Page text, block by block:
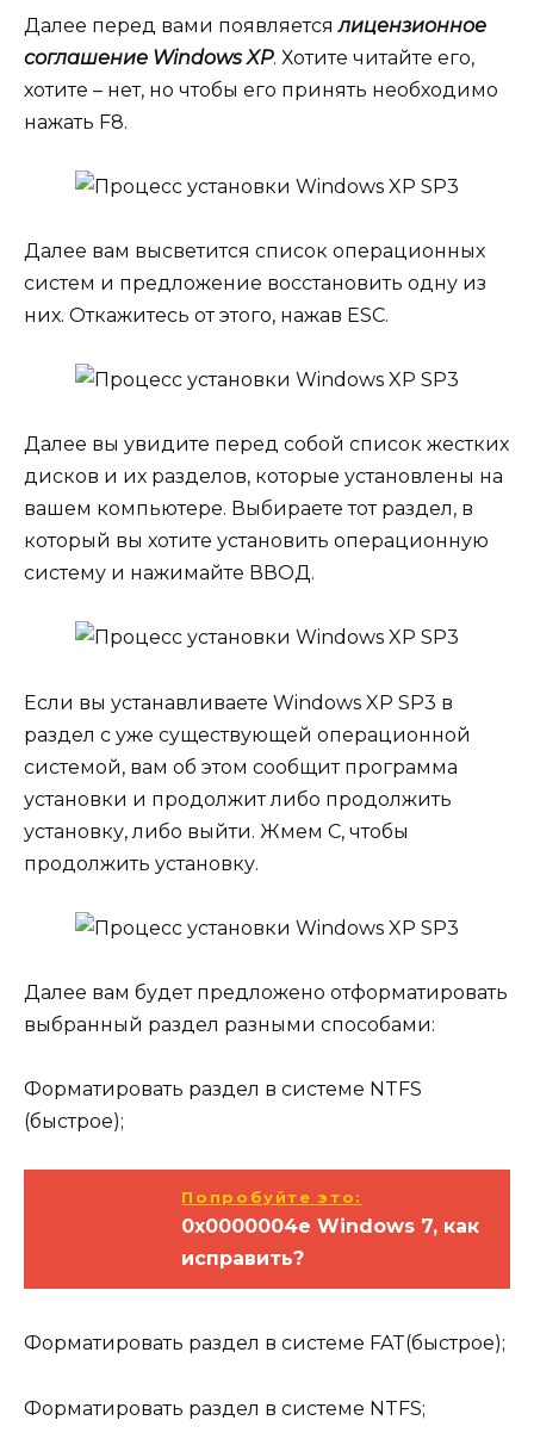
Далее перед вами появляетсялицензионное
соглашение Windows XP. Хотите читайте его,
хотите – нет, но чтобы его принять необходимо
нажать F8.
Далее вам высветится список операционных
систем и предложение восстановить одну из
них. Откажитесь от этого, нажав ESC.
Далее вы увидите перед собой список жестких
дисков и их разделов, которые установлены на
вашем компьютере. Выбираете тот раздел, в
который вы хотите установить операционную
систему и нажимайте ВВОД.
Если вы устанавливаете Windows XP SP3 в
раздел с уже существующей операционной
системой, вам об этом сообщит программа
установки и продолжит либо продолжить
установку, либо выйти. Жмем С, чтобы
продолжить установку.
Далее вам будет предложено отформатировать
выбранный раздел разными способами:
Форматировать раздел в системе NTFS
(быстрое);
Попробуйте это:
0x0000004e Windows 7, как
исправить?
Форматировать раздел в системе FAT(быстрое);
Форматировать раздел в системе NTFS;